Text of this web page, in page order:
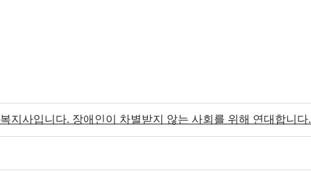
지사입니다. 장애인이 차별받지 않는 사회를 위해 연대합니다.